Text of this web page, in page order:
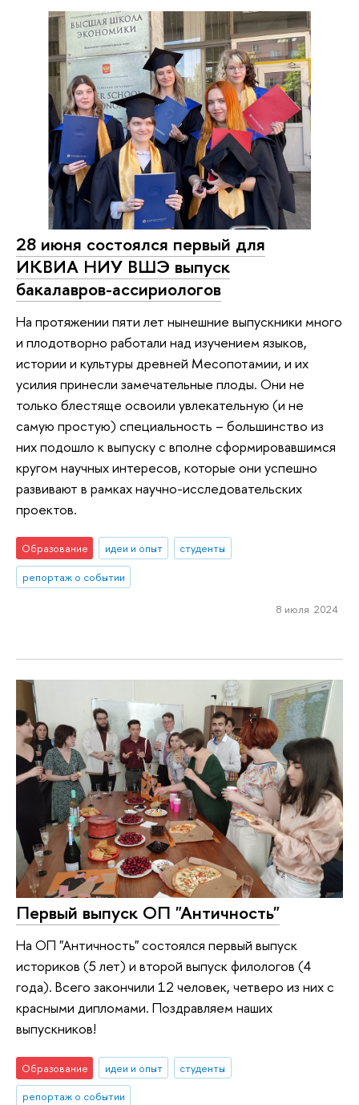
28 июня состоялся первый для
ИКВИА НИУ ВШЭ выпуск
бакалавров-ассириологов
На протяжении пяти лет нынешние выпускники много
и плодотворно работали над изучением языков,
истории и культуры древней Месопотамии, и их
усилия принесли замечательные плоды. Они не
только блестяще освоили увлекательную (и не
самую простую) специальность – большинство из
них подошло к выпуску с вполне сформировавшимся
кругом научных интересов, которые они успешно
развивают в рамках научно-исследовательских
проектов.
Образование идеи и опыт
студенты
репортаж о событии
8 июля 2024
Первый выпуск ОП "Античность"
На ОП "Античность" состоялся первый выпуск
историков (5 лет) и второй выпуск филологов (4
года). Всего закончили 12 человек, четверо из них с
красными дипломами. Поздравляем наших
выпускников!
Образование идеи и опыт
студенты
репортаж о событии